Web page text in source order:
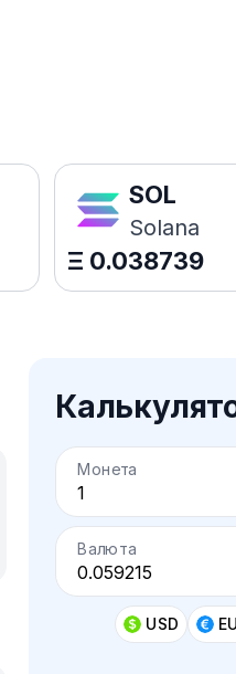
SOL
Solana
Ξ 0.038739
Монета
Валюта
USD